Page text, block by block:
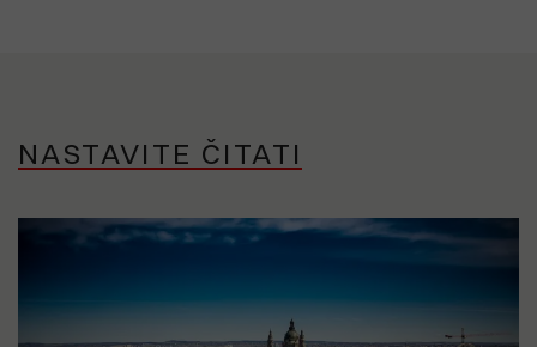
NASTAVITE ČITATI